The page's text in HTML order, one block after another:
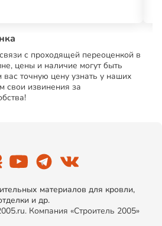
с проходящей переоценкой в
цены и наличие могут быть
точную цену узнать у наших
свои извинения за
материалов для кровли,
и др.
Компания «Строитель 2005»